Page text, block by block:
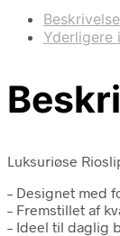
Beskrivelse
Yderligere
Luksuriøse
– Designet med
– Fremstillet af
– Ideel til daglig